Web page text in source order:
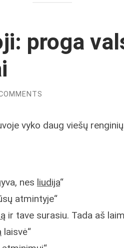
proga
vyko daug viešų
nes liudija“
atmintyje“
ir tave surasiu. Tada aš
laisvė“